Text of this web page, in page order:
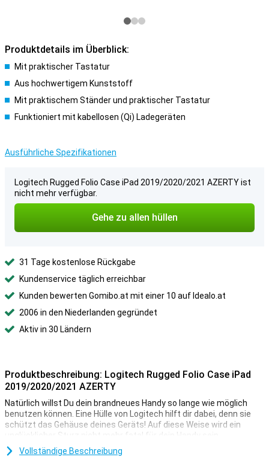
Produktdetails im Überblick:
Mit praktischer Tastatur
Aus hochwertigem Kunststoff
Mit praktischem Ständer und praktischer Tastatur
Funktioniert mit kabellosen (Qi) Ladegeräten
Ausführliche Spezifikationen
Logitech Rugged Folio Case iPad 2019/2020/2021 AZERTY ist
nicht mehr verfügbar.
Gehe zu allen hüllen
31 Tage kostenlose Rückgabe
Kundenservice täglich erreichbar
Kunden bewerten Gomibo.at mit einer 10 auf Idealo.at
2006 in den Niederlanden gegründet
Aktiv in 30 Ländern
Produktbeschreibung: Logitech Rugged Folio Case iPad
2019/2020/2021 AZERTY
Natürlich willst Du dein brandneues Handy so lange wie möglich
benutzen können. Eine Hülle von Logitech hilft dir dabei, denn sie
schützt das Gehäuse deines Geräts! Auf diese Weise wird ein
unglücklicher Sturz nicht mehr fatal für dein Handy sein.
Jeder lässt sein Handy hin und wieder fallen, was natürlich sehr
Vollständige Beschreibung